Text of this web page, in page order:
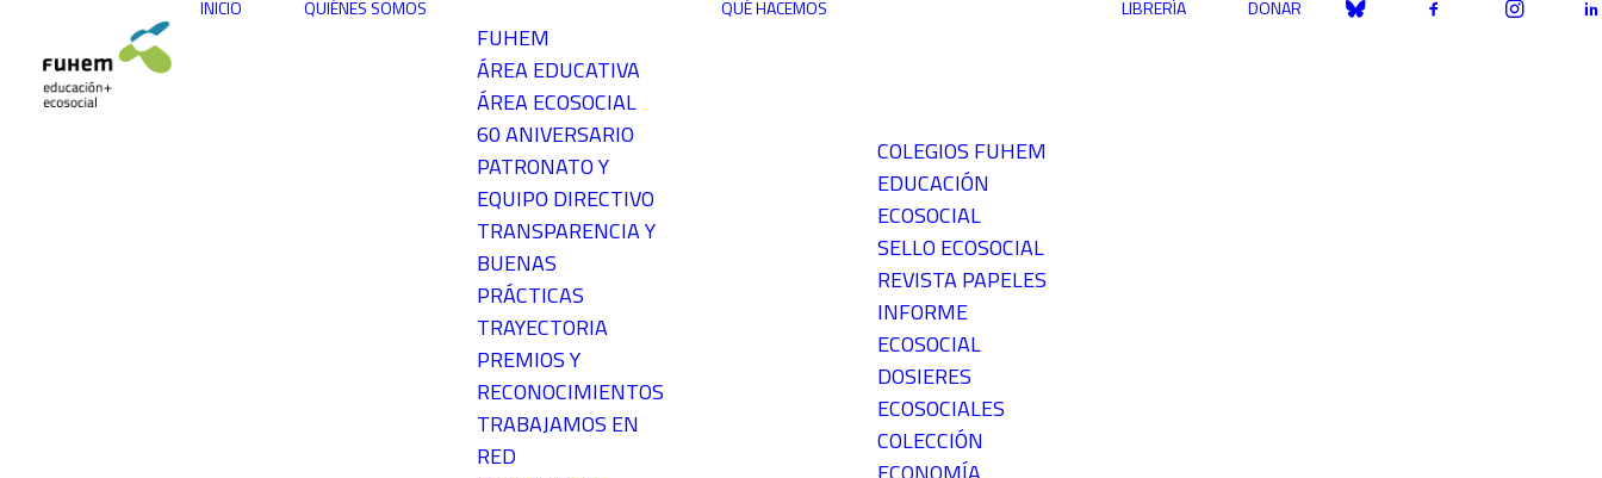
INICIO QUIÉNES SOMOS
FUHEM
ÁREA EDUCATIVA
ÁREA ECOSOCIAL
60 ANIVERSARIO
PATRONATO Y
EQUIPO DIRECTIVO
TRANSPARENCIA Y
BUENAS
PRÁCTICAS
TRAYECTORIA
PREMIOS Y
RECONOCIMIENTOS
TRABAJAMOS EN
RED
QUÉ HACEMOS
COLEGIOS FUHEM
EDUCACIÓN
ECOSOCIAL
SELLO ECOSOCIAL
REVISTA PAPELES
INFORME
ECOSOCIAL
DOSIERES
ECOSOCIALES
COLECCIÓN
LIBRERÍA DONAR